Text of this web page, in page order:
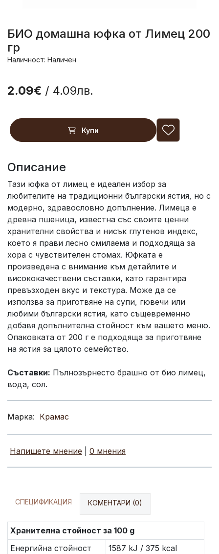
БИО домашна юфка от Лимец 200
гр
Наличност: Наличен
2.09€ / 4.09лв.
Купи
Описание
Тази юфка от лимец е идеален избор за
любителите на традиционни български ястия, но с
модерно, здравословно допълнение. Лимеца е
древна пшеница, известна със своите ценни
хранителни свойства и нисък глутенов индекс,
което я прави лесно смилаема и подходяща за
хора с чувствителен стомах. Юфката е
произведена с внимание към детайлите и
висококачествени съставки, като гарантира
превъзходен вкус и текстура. Може да се
използва за приготвяне на супи, гювечи или
любими български ястия, като същевременно
добавя допълнителна стойност към вашето меню.
Опаковката от 200 г е подходяща за приготвяне
на ястия за цялото семейство.
Съставки: Пълнозърнесто брашно от био лимец,
вода, сол.
Марка: Крамас
Напишете мнение 0 мнения
СПЕЦИФИКАЦИЯ КОМЕНТАРИ (0)
Хранителна стойност за 100 g
Енергийна стойност
1587 kJ / 375 kcal